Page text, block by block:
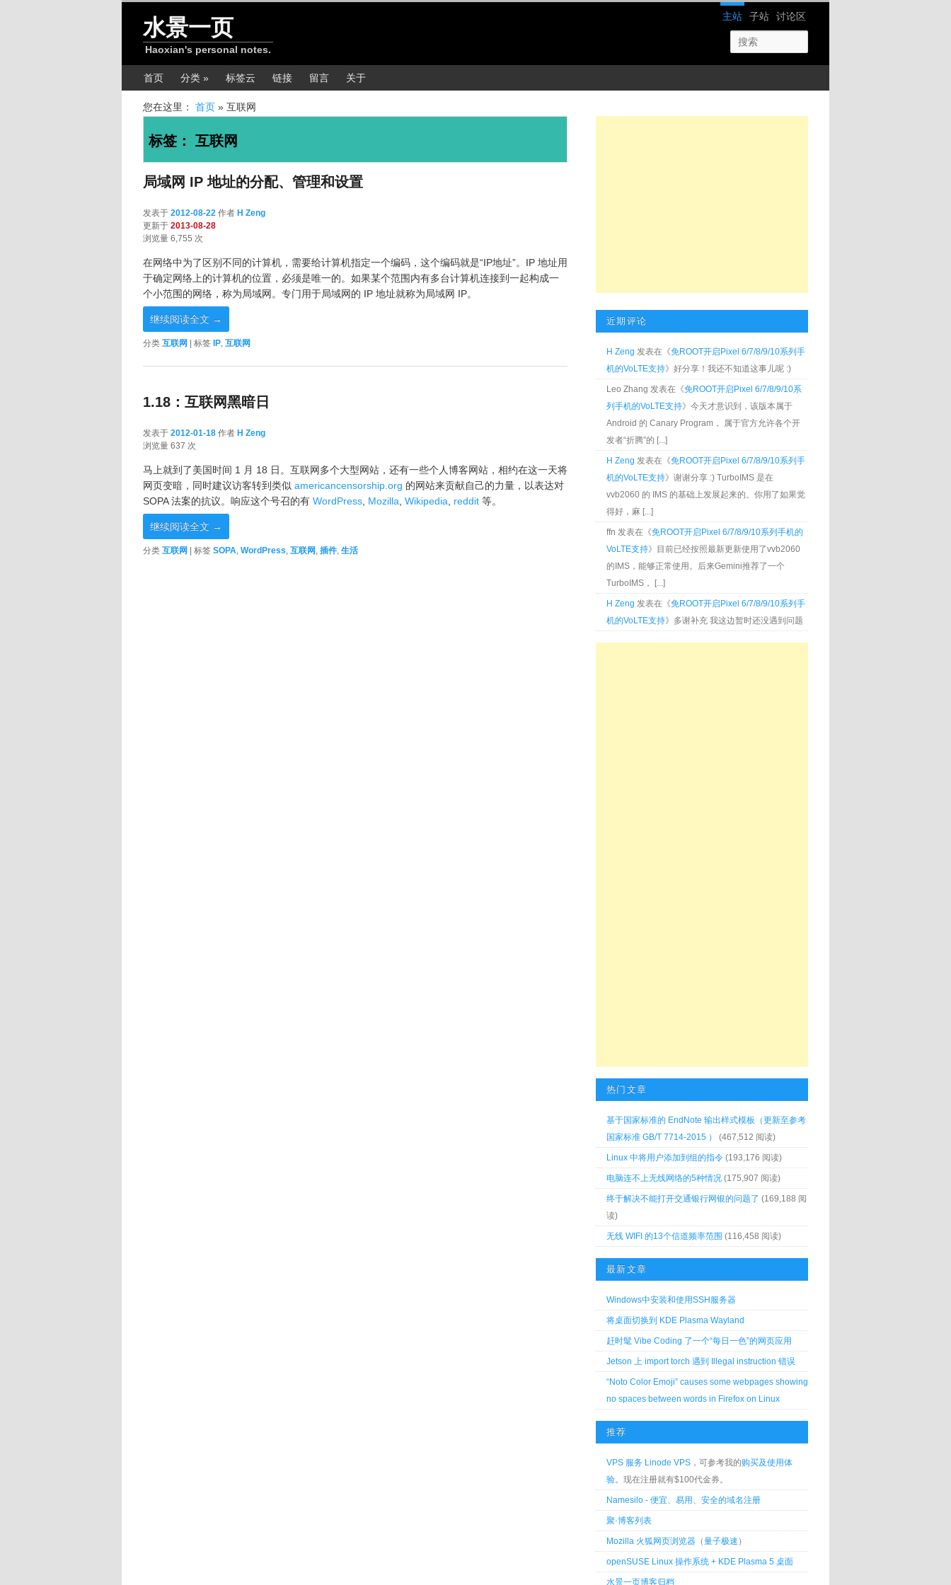
网站导航
主站 子站 讨论区
水景一页
Haoxian's personal notes.
主菜单首页 分类 » 标签云 链接 留言 关于
您在这里： 首页 » 互联网
标签： 互联网
局域网 IP 地址的分配、管理和设置
发表于 2012-08-22 作者 H Zeng
更新于 2013-08-28
浏览量 6,755 次
在网络中为了区别不同的计算机，需要给计算机指定一个编码，这个编码就是“IP地址”。IP 地址用
于确定网络上的计算机的位置，必须是唯一的。如果某个范围内有多台计算机连接到一起构成一
个小范围的网络，称为局域网。专门用于局域网的 IP 地址就称为局域网 IP。
继续阅读全文 →
分类 互联网 标签 IP, 互联网
1.18：互联网黑暗日
发表于 2012-01-18 作者 H Zeng
浏览量 637 次
马上就到了美国时间 1 月 18 日。互联网多个大型网站，还有一些个人博客网站，相约在这一天将
网页变暗，同时建议访客转到类似 americancensorship.org 的网站来贡献自己的力量，以表达对
SOPA 法案的抗议。响应这个号召的有 WordPress Mozilla Wikipedia reddit 等。
继续阅读全文 →
分类 互联网 | 标签 SOPA, WordPress, 互联网, 插件, 生活
近期评论
H Zeng 发表在《免ROOT开启Pixel 6/7/8/9/10系列手
机的VoLTE支持》好分享！我还不知道这事儿呢 :)
Leo Zhang 发表在《免ROOT开启Pixel 6/7/8/9/10系
列手机的VoLTE支持》今天才意识到，该版本属于
Android 的 Canary Program， 属于官方允许各个开
发者“折腾”的 [...]
H Zeng 发表在《免ROOT开启Pixel 6/7/8/9/10系列手
机的VoLTE支持》谢谢分享 :) TurboIMS 是在
vvb2060 的 IMS 的基础上发展起来的。你用了如果觉
得好，麻 [...]
ffn 发表在《免ROOT开启Pixel 6/7/8/9/10系列手机的
VoLTE支持》目前已经按照最新更新使用了vvb2060
的IMS，能够正常使用。后来Gemini推荐了一个
TurboIMS， [...]
H Zeng 发表在《免ROOT开启Pixel 6/7/8/9/10系列手
机的VoLTE支持》多谢补充 我这边暂时还没遇到问题
热门文章
基于国家标准的 EndNote 输出样式模板（更新至参考
国家标准 GB/T 7714-2015 ）
(467,512 阅读)
Linux 中将用户添加到组的指令 (193,176 阅读)
电脑连不上无线网络的5种情况 (175,907 阅读)
终于解决不能打开交通银行网银的问题了 (169,188 阅
读)
无线 WIFI 的13个信道频率范围 (116,458 阅读)
最新文章
Windows中安装和使用SSH服务器
将桌面切换到 KDE Plasma Wayland
赶时髦 Vibe Coding 了一个“每日一色”的网页应用
Jetson 上 import torch 遇到 Illegal instruction 错误
“Noto Color Emoji” causes some webpages showing
no spaces between words in Firefox on Linux
推荐
VPS 服务 Linode VPS ，可参考我的购买及使用体
验。现在注册就有$100代金券。
Namesilo - 便宜、易用、安全的域名注册
聚·博客列表
Mozilla 火狐网页浏览器 （量子极速 ）
openSUSE Linux 操作系统 + KDE Plasma 5 桌面
水景一页博客归档